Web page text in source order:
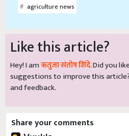
agriculture news
Like this article?
Hey! I amऋतुजा संतोष शिंदे. Did you
suggestions to improve this
and feedback.
Share your comments